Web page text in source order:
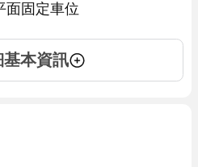
面固定車位
本資訊